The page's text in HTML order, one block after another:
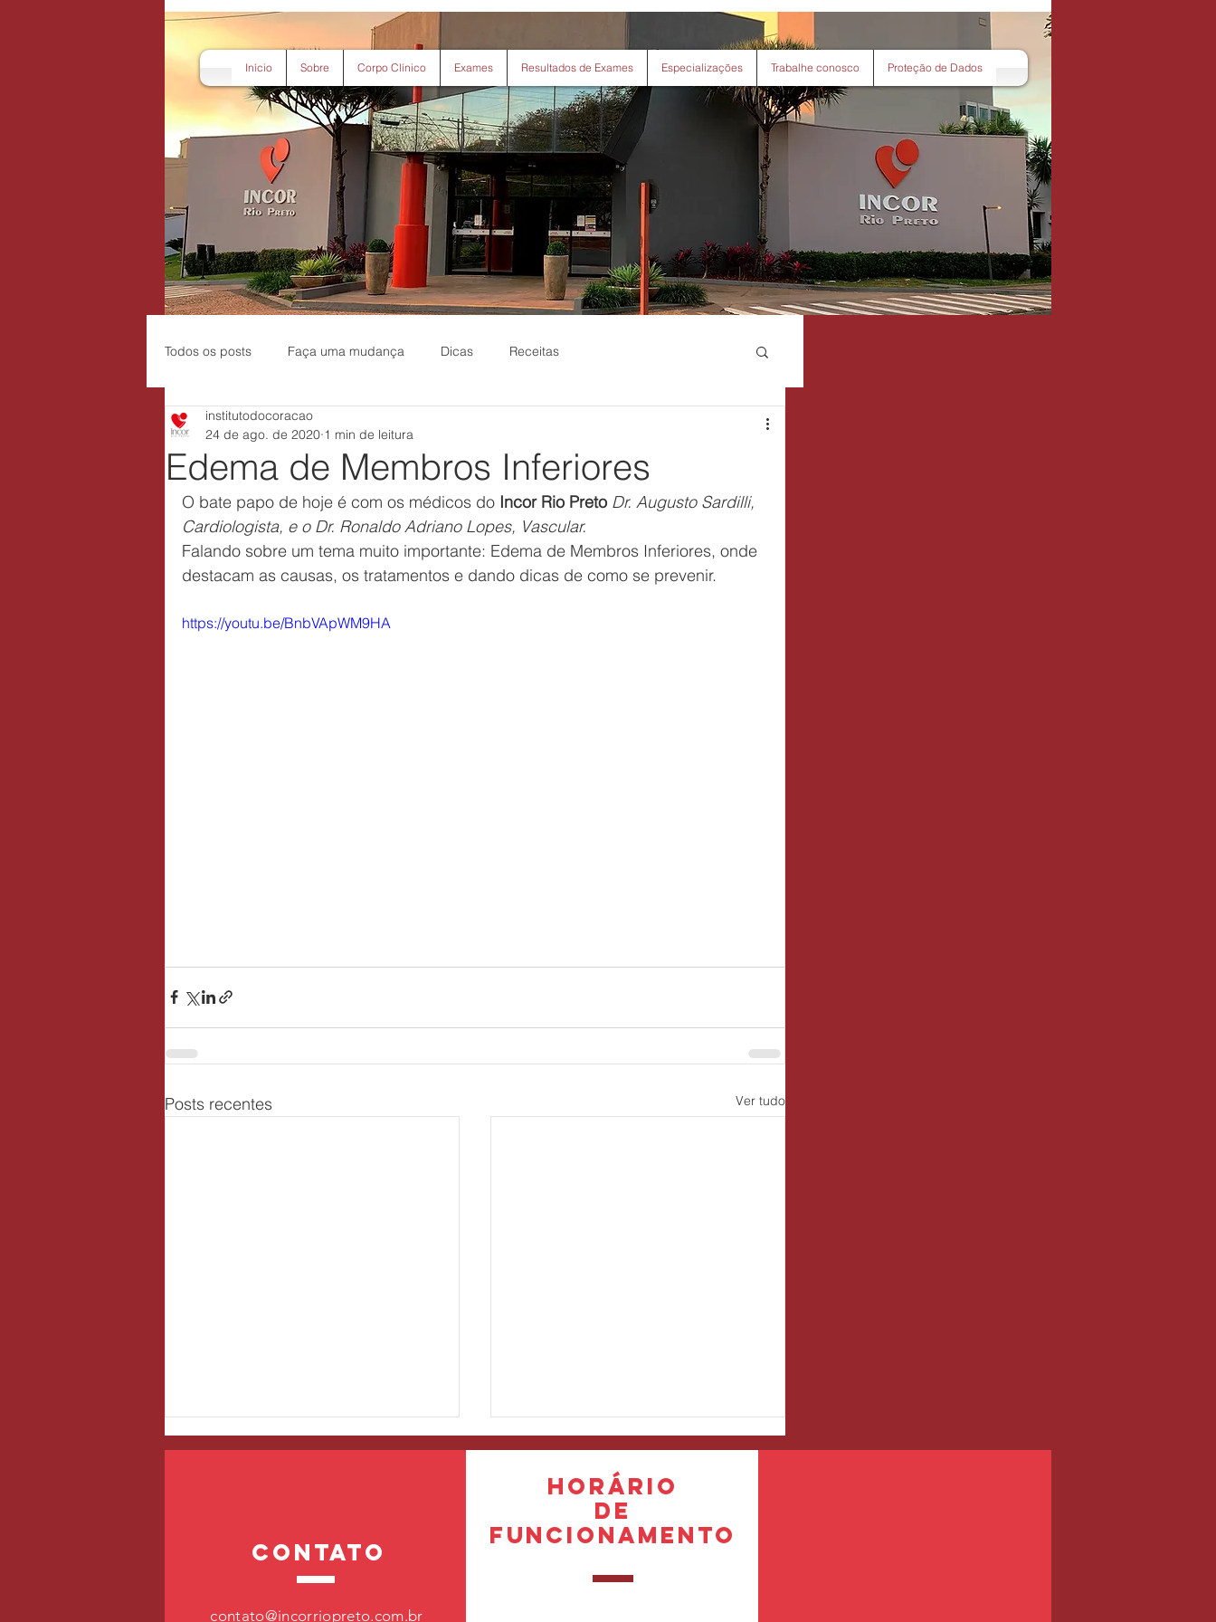
Início Sobre Corpo Clínico Exames Resultados de Exames Especializações Trabalhe conosco Proteção de Dados
Todos os posts Faça uma mudança Dicas Receitas
Edema de Membros Inferiores
institutodocoracao
24 de ago. de 2020 1 min de leitura
O bate papo de hoje é com os médicos do Incor Rio Preto Dr. Augusto Sardilli,
Cardiologista, e o Dr. Ronaldo Adriano Lopes, Vascular.
Falando sobre um tema muito importante: Edema de Membros Inferiores, onde
destacam as causas, os tratamentos e dando dicas de como se prevenir.
https://youtu.be/BnbVApWM9HA
Posts recentes Ver tudo
Arritmias cardíacas
contato
contato@incorriopreto.com.br
horário
de
funcionamento